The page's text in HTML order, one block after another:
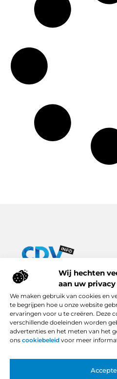
Wij hechten
aan uw privacy
We maken gebruik van cookies en
te begrijpen hoe u onze website
ervaringen voor u te creëren. Deze
verschillende doeleinden worden
advertenties en het meten van het
ons cookiebeleid voor meer
Van praktische tips tot
Ontdek een breed scala aan
leven verrijken, van handige
Bericht categorie
Onze informatie